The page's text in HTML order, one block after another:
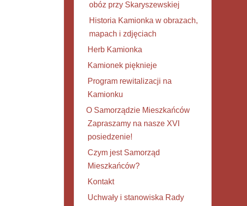
obóz przy Skaryszewskiej
Historia Kamionka w obrazach,
mapach i zdjęciach
Herb Kamionka
Kamionek pięknieje
Program rewitalizacji na
Kamionku
O Samorządzie Mieszkańców
Zapraszamy na nasze XVI
posiedzenie!
Czym jest Samorząd
Mieszkańców?
Kontakt
Uchwały i stanowiska Rady